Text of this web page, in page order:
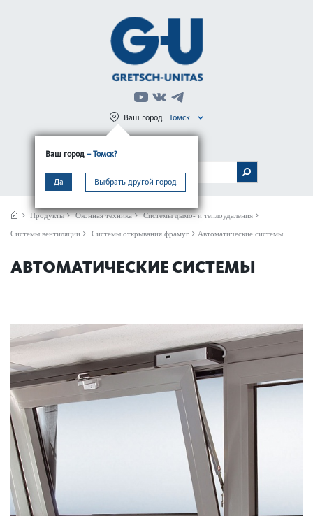
Ваш город – Томск?
Да Выбрать другой город
Ваш город Томск
МЕНЮ
Продукты Оконная техника Системы дымо- и теплоудаления
Системы вентиляции Системы открывания фрамуг Автоматические системы
АВТОМАТИЧЕСКИЕ СИСТЕМЫ